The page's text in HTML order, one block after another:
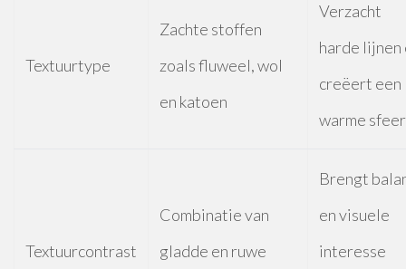
Textuurtype
Zachte stoffen
zoals fluweel, wol
en katoen
Verzacht
harde lijnen
creëert een
warme sfeer
Textuurcontrast
Combinatie van
gladde en ruwe
Brengt
en visuele
interesse